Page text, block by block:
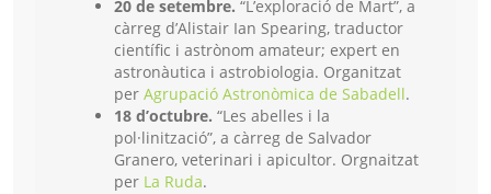
20 de setembre. “L’exploració de Mart”, a
càrreg d’Alistair Ian Spearing, traductor
científic i astrònom amateur; expert en
astronàutica i astrobiologia. Organitzat
per Agrupació Astronòmica de Sabadell.
18 d’octubre. “Les abelles i la
pol·linització”, a càrreg de Salvador
Granero, veterinari i apicultor. Orgnaitzat
per La Ruda.